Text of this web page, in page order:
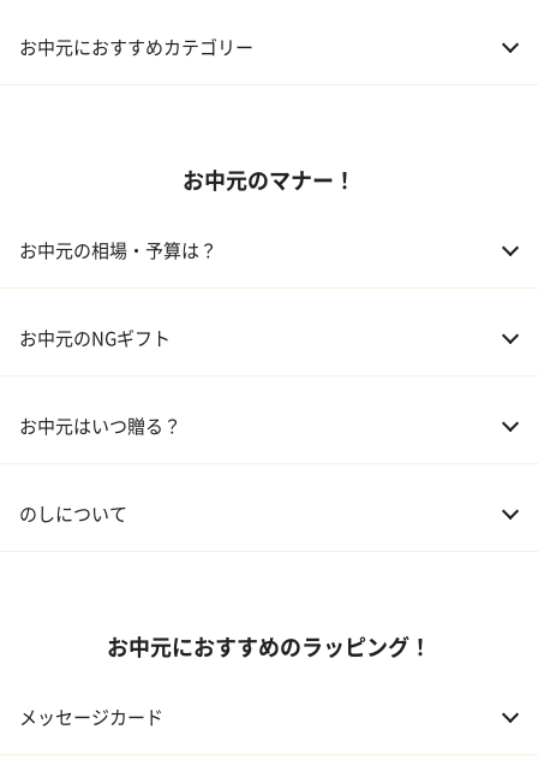
お中元におすすめカテゴリー
03 ギフトカタログ
お中元のマナー！
お中元の相場・予算は？
02 兄弟、姉妹 3,000～5,000円
04 会社の上司 5,000円程度
お中元のNGギフト
お中元はいつ贈る？
のしについて
お中元におすすめのラッピング！
メッセージカード